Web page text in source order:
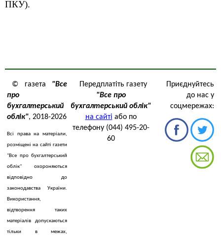
ПКУ).
© газета "Все
про
бухгалтерський
облік", 2018-2026
Всі права на матеріали,
розміщені на сайті газети
"Все про бухгалтерський
облік" охороняються
відповідно до
законодавства України.
Використання,
відтворення таких
матеріалів допускаються
тільки в межах,
Передплатіть газету
"Все про
бухгалтерський облік"
на сайті або по
телефону (044) 495-20-
60
Приєднуйтесь
до нас у
соцмережах: